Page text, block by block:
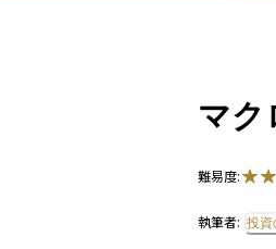
マク
難易度:
執筆者: 投資